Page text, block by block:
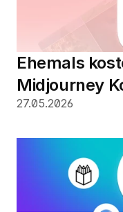
Ehemals
Midjourney
27.05.2026